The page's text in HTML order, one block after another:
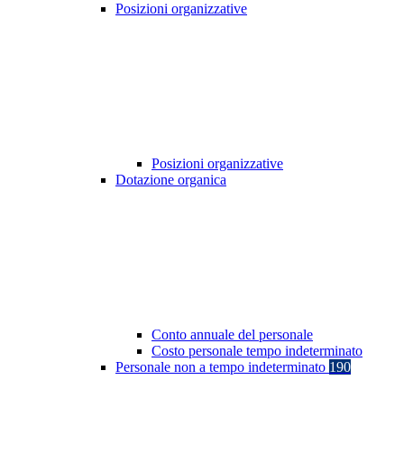
Posizioni organizzative
Posizioni organizzative
Dotazione organica
Conto annuale del personale
Costo personale tempo indeterminato
Personale non a tempo indeterminato 190